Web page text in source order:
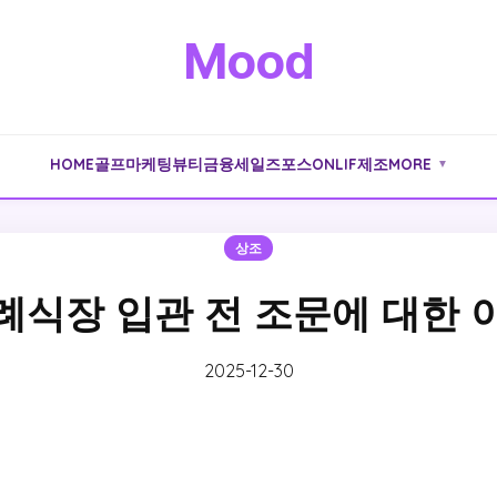
Mood
HOME골프마케팅뷰티금융세일즈포스ONLIF제조MORE ▼
상조
식장 입관 전 조문에 대한
2025-12-30